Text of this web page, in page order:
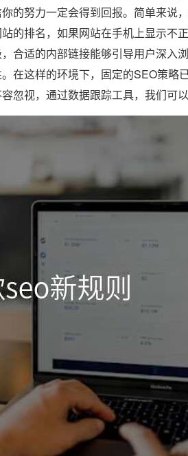
的努力一定会得到回报。简单来说
的排名，如果网站在手机上显示不
合适的内部链接能够引导用户深入
在这样的环境下，固定的SEO策略
忽视，通过数据跟踪工具，我们可